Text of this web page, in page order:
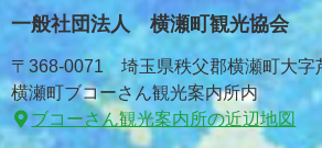
一般社団法人 横瀬町観光協会
〒368-0071 埼玉県秩父郡横瀬町大字
横瀬町ブコーさん観光案内所内
ブコーさん観光案内所の近辺地図